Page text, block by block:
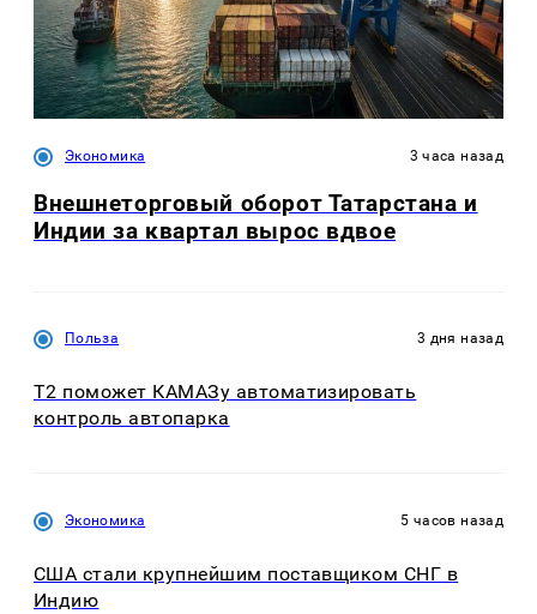
Экономика 3 часа назад
Внешнеторговый оборот Татарстана и
Индии за квартал вырос вдвое
Польза 3 дня назад
T2 поможет КАМАЗу автоматизировать
контроль автопарка
Экономика 5 часов назад
США стали крупнейшим поставщиком СНГ в
Индию